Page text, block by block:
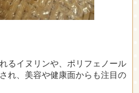
るイヌリンや、ポリフェノール
れ、美容や健康面からも注目の